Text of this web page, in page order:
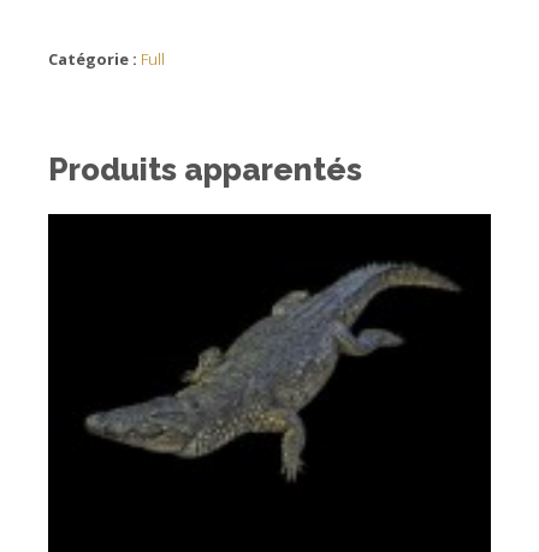
Catégorie : Full
Produits apparentés